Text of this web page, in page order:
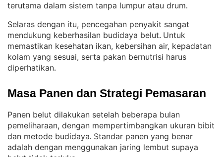
terutama dalam sistem tanpa lumpur atau drum.
Selaras dengan itu, pencegahan penyakit sangat
mendukung keberhasilan budidaya belut. Untuk
memastikan kesehatan ikan, kebersihan air, kepadatan
kolam yang sesuai, serta pakan bernutrisi harus
diperhatikan.
Masa Panen dan Strategi Pemasaran
Panen belut dilakukan setelah beberapa bulan
pemeliharaan, dengan mempertimbangkan ukuran bibit
dan metode budidaya. Standar panen yang benar
adalah dengan menggunakan jaring lembut supaya